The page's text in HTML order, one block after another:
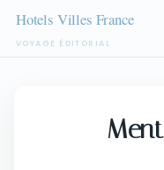
VOYAGE ÉDITORIAL